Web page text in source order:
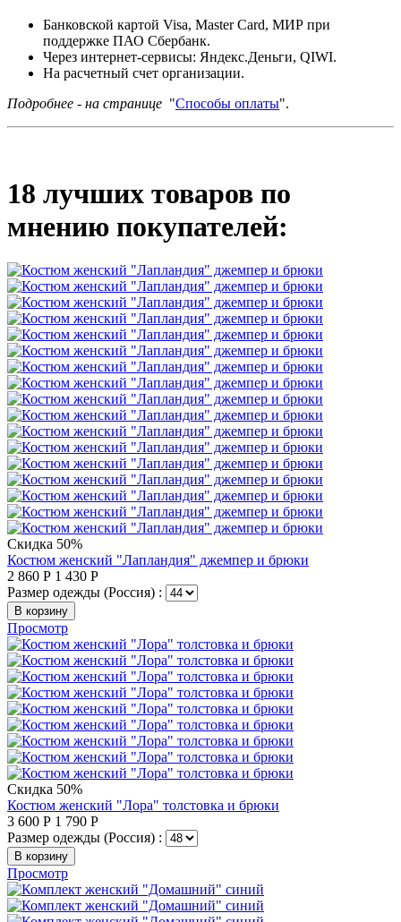
Банковской картой Visa, Master Card, МИР при
поддержке ПАО Сбербанк.
Через интернет-сервисы: Яндекс.Деньги, QIWI.
На расчетный счет организации.
Подробнее - на странице "Способы оплаты".
18 лучших товаров по
мнению покупателей:
Скидка 50%
Костюм женский "Лапландия" джемпер и брюки
2 860 Р 1 430 Р
Размер одежды (Россия) :
В корзину
Просмотр
Скидка 50%
Костюм женский "Лора" толстовка и брюки
3 600 Р 1 790 Р
Размер одежды (Россия) :
В корзину
Просмотр